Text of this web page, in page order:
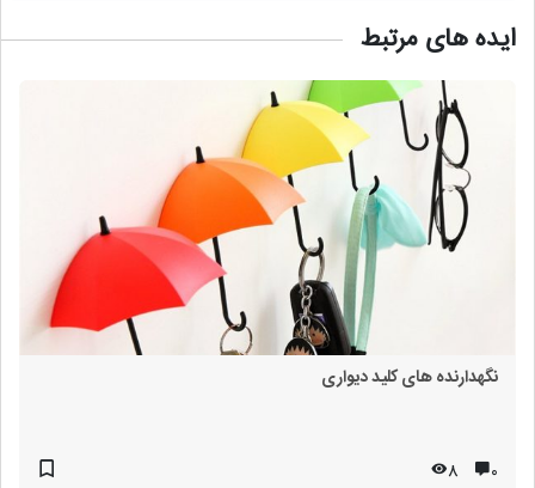
ایده های مرتبط
نگهدارنده های کلید دیواری
۰ 8